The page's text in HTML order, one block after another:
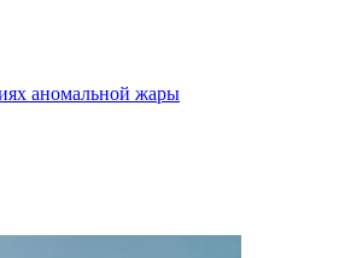
аномальной жары